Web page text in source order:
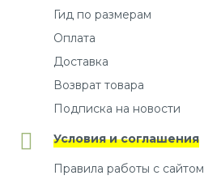
Гид по размерам
Оплата
Доставка
Возврат товара
Подписка на новости
Условия и соглашения
Правила работы с сайтом